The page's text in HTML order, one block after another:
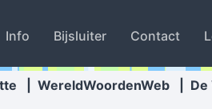
Info Bijsluiter Contact
WereldWoordenWeb
De